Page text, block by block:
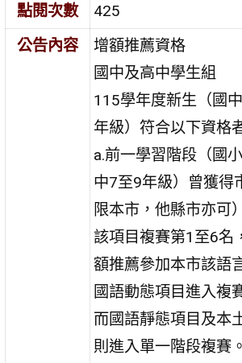
點閱次數
425
公告內容
增額推薦資格
國中及高中學生組
115學年度新生（國
年級）符合以下資格
a.前一學習階段（國
中7至9年級）曾獲得
限本市，他縣市亦可
該項目複賽第1至6名
額推薦參加本市該語
國語動態項目進入複
而國語靜態項目及本
則進入單一階段複賽。